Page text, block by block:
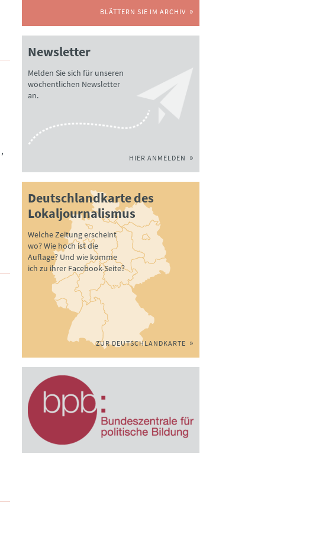
BLÄTTERN SIE IM ARCHIV
Newsletter
Melden Sie sich für unseren
wöchentlichen Newsletter
an.
HIER ANMELDEN
Deutschlandkarte des
Lokaljournalismus
Welche Zeitung erscheint
wo? Wie hoch ist die
Auflage? Und wie komme
ich zu ihrer Facebook-Seite?
ZUR DEUTSCHLANDKARTE